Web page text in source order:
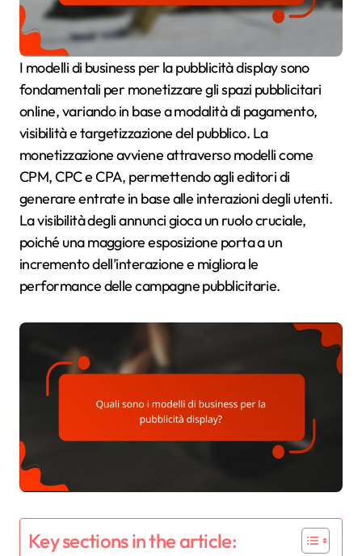
I modelli di business per la pubblicità display sono
fondamentali per monetizzare gli spazi pubblicitari
online, variando in base a modalità di pagamento,
visibilità e targetizzazione del pubblico. La
monetizzazione avviene attraverso modelli come
CPM, CPC e CPA, permettendo agli editori di
generare entrate in base alle interazioni degli utenti.
La visibilità degli annunci gioca un ruolo cruciale,
poiché una maggiore esposizione porta a un
incremento dell’interazione e migliora le
performance delle campagne pubblicitarie.
Key sections in the article: